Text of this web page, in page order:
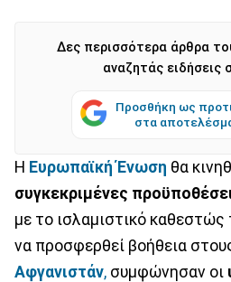
Δες περισσότερα άρθρα
αναζητάς ειδήσεις
Προσθήκη ως
στα
Η Ευρωπαϊκή Ένωση θα
συγκεκριμένες
με το ισλαμιστικό καθεστώς
να προσφερθεί βοήθεια
Αφγανιστάν, συμφώνησαν οι